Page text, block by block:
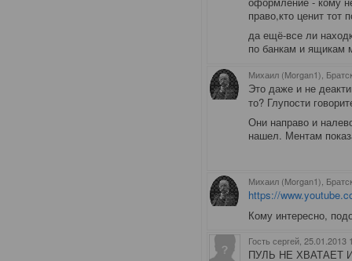
право,кто ценит тот
да ещё-все ли
по банкам и ящикам
Михаил (Morgan1),
Это даже и не
то? Глупости
Они направо и
нашел. Ментам
Михаил (Morgan1),
https://
Кому интересно,
Гость сергей , 25.01.2013
ПУЛЬ НЕ ХВАТАЕТ